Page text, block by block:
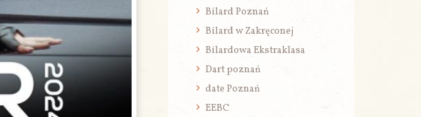
Bilard Poznań
Bilard w Zakręconej
Bilardowa Ekstraklasa
Dart poznań
date Poznań
EEBC